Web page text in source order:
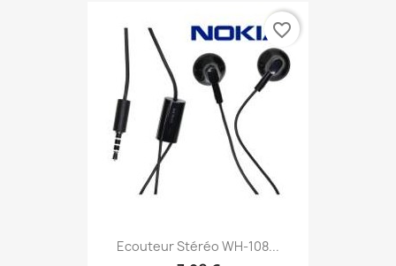
Ecouteur Stéréo WH-108...
favorite_border